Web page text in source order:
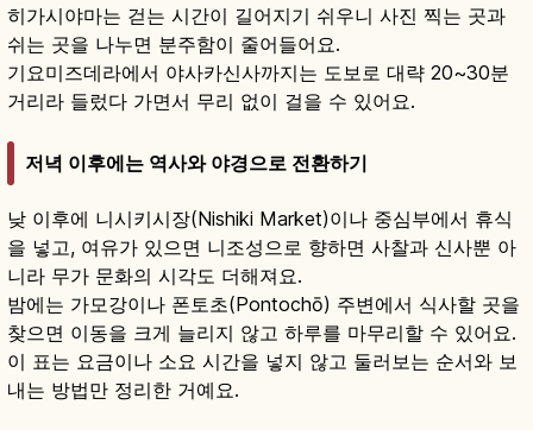
히가시야마는 걷는 시간이 길어지기 쉬우니 사진 찍는 곳과
쉬는 곳을 나누면 분주함이 줄어들어요.
기요미즈데라에서 야사카신사까지는 도보로 대략 20~30분
거리라 들렀다 가면서 무리 없이 걸을 수 있어요.
저녁 이후에는 역사와 야경으로 전환하기
낮 이후에 니시키시장(Nishiki Market)이나 중심부에서 휴식
을 넣고, 여유가 있으면 니조성으로 향하면 사찰과 신사뿐 아
니라 무가 문화의 시각도 더해져요.
밤에는 가모강이나 폰토초(Pontochō) 주변에서 식사할 곳을
찾으면 이동을 크게 늘리지 않고 하루를 마무리할 수 있어요.
이 표는 요금이나 소요 시간을 넣지 않고 둘러보는 순서와 보
내는 방법만 정리한 거예요.